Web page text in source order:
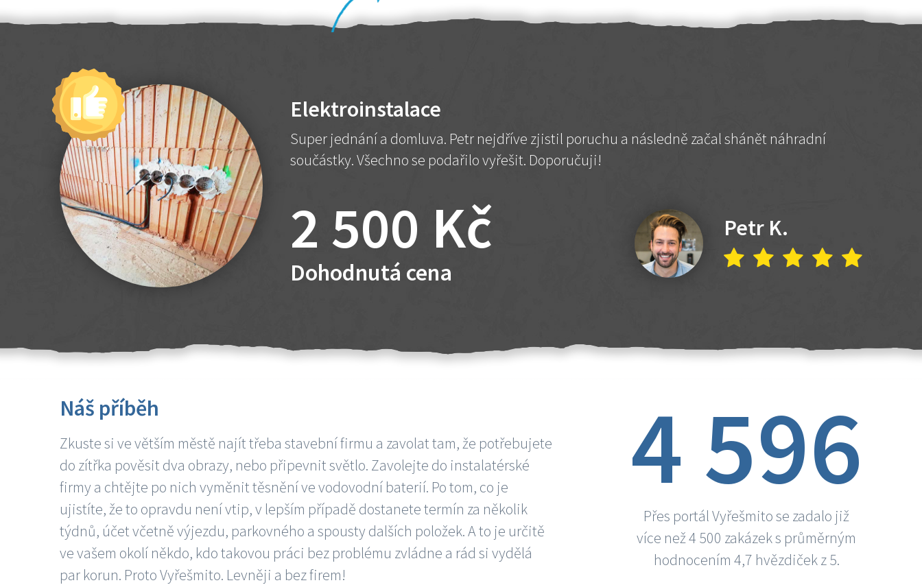
Elektroinstalace
Super jednání a domluva. Petr nejdříve zjistil poruchu a následně začal shánět náhradní
součástky. Všechno se podařilo vyřešit. Doporučuji!
2 500 Kč
Dohodnutá cena
Petr K.
Náš příběh
Zkuste si ve větším městě najít třeba stavební firmu a zavolat tam, že potřebujete
do zítřka pověsit dva obrazy, nebo připevnit světlo. Zavolejte do instalatérské
firmy a chtějte po nich vyměnit těsnění ve vodovodní baterií. Po tom, co je
ujistíte, že to opravdu není vtip, v lepším případě dostanete termín za několik
týdnů, účet včetně výjezdu, parkovného a spousty dalších položek. A to je určitě
ve vašem okolí někdo, kdo takovou práci bez problému zvládne a rád si vydělá
par korun. Proto Vyřešmito. Levněji a bez firem!
4 596
Přes portál Vyřešmito se zadalo již
více než 4 500 zakázek s průměrným
hodnocením 4,7 hvězdiček z 5.